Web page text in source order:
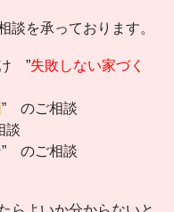
談を承っております。
け ”失敗しない家づく
” のご相談
談
” のご相談